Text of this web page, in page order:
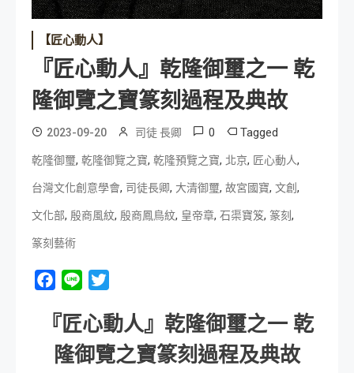
【匠心動人】
『匠心動人』乾隆御璽之一 乾
隆御覽之寶篆刻過程及典故
2023-09-20 司徒 長卿 0 Tagged
乾隆御璽, 乾隆御覽之寶, 乾隆預覽之寶, 北京, 匠心動人,
台灣文化創意學會, 司徒長卿, 大清御璽, 故宮國寶, 文創 ,
文化部, 殷商風紋, 殷商鳳鳥紋, 皇帝章, 石渠寶笈, 篆刻,
篆刻藝術
Facebook
Line
『匠心動人』乾隆御璽之一 乾
隆御覽之寶篆刻過程及典故